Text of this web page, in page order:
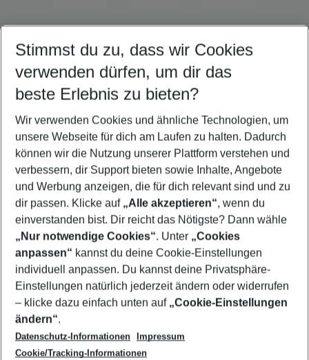
Quicklinks
Urlaub S'Arenal
Last Minute S'Arenal
Pauschalreisen S'Arenal
Familienurlaub S'Arenal
Flug & Hotel S'Arenal
Footer
Footer navigation
Über uns
AGB
Bestpreisgarantie
Cookie-Einstellungen ändern
Agenturbetreuung
Barrierefreies Reisen
Folge uns
Stimmst du zu, dass wir Cookies
verwenden dürfen, um dir das
beste Erlebnis zu bieten?
Wir verwenden Cookies und ähnliche Technologien, um
unsere Webseite für dich am Laufen zu halten. Dadurch
können wir die Nutzung unserer Plattform verstehen und
verbessern, dir Support bieten sowie Inhalte, Angebote
und Werbung anzeigen, die für dich relevant sind und zu
dir passen. Klicke auf „Alle akzeptieren“, wenn du
einverstanden bist. Dir reicht das Nötigste? Dann wähle
„Nur notwendige Cookies“. Unter „Cookies
anpassen“ kannst du deine Cookie-Einstellungen
individuell anpassen. Du kannst deine Privatsphäre-
Einstellungen natürlich jederzeit ändern oder widerrufen
– klicke dazu einfach unten auf „Cookie-Einstellungen
ändern“.
Datenschutz-Informationen
Impressum
Cookie/Tracking-Informationen